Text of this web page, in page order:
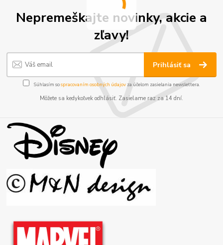
Nepremeškajte novinky, akcie a
zľavy!
Prihlásiť sa
Súhlasím sospracovaním osobných údajov za účelom zasielania newslettera.
Môžete sa kedykoľvek odhlásiť. Zasielame raz za 14 dní.